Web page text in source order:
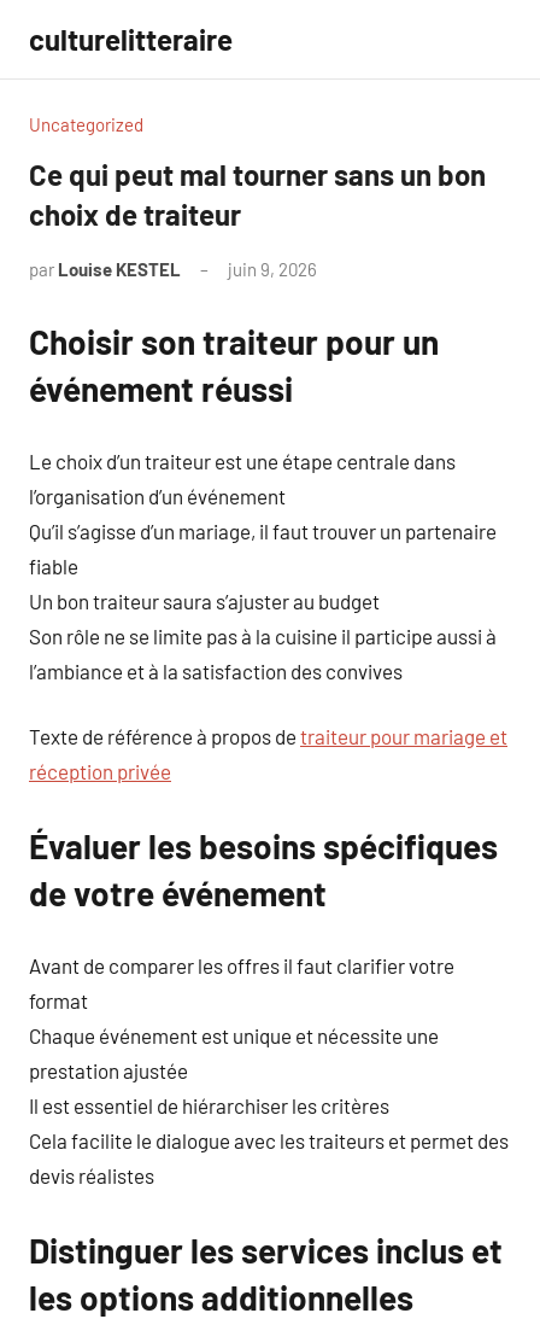
contenu
culturelitteraire
Uncategorized
Ce qui peut mal tourner sans un bon
choix de traiteur
par Louise KESTEL juin 9, 2026
Choisir son traiteur pour un
événement réussi
Le choix d’un traiteur est une étape centrale dans
l’organisation d’un événement
Qu’il s’agisse d’un mariage, il faut trouver un partenaire
fiable
Un bon traiteur saura s’ajuster au budget
Son rôle ne se limite pas à la cuisine il participe aussi à
l’ambiance et à la satisfaction des convives
Texte de référence à propos de traiteur pour mariage et
réception privée
Évaluer les besoins spécifiques
de votre événement
Avant de comparer les offres il faut clarifier votre
format
Chaque événement est unique et nécessite une
prestation ajustée
Il est essentiel de hiérarchiser les critères
Cela facilite le dialogue avec les traiteurs et permet des
devis réalistes
Distinguer les services inclus et
les options additionnelles